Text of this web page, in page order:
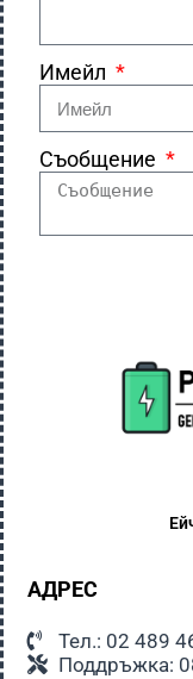
Имейл
Съобщение
АДРЕС
Тел.: 02 489
Поддръжка: